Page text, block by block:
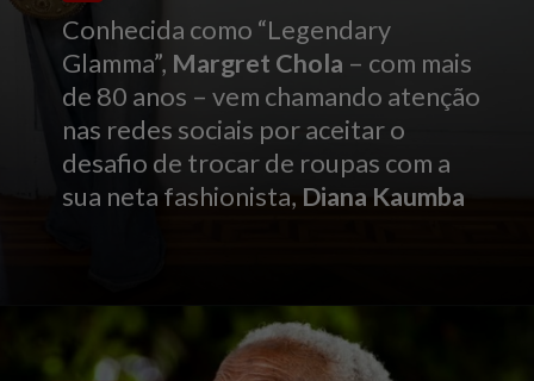
Conhecida como “Legendary
Glamma”, Margret Chola – com mais
de 80 anos – vem chamando atenção
nas redes sociais por aceitar o
desafio de trocar de roupas com a
sua neta fashionista, Diana Kaumba